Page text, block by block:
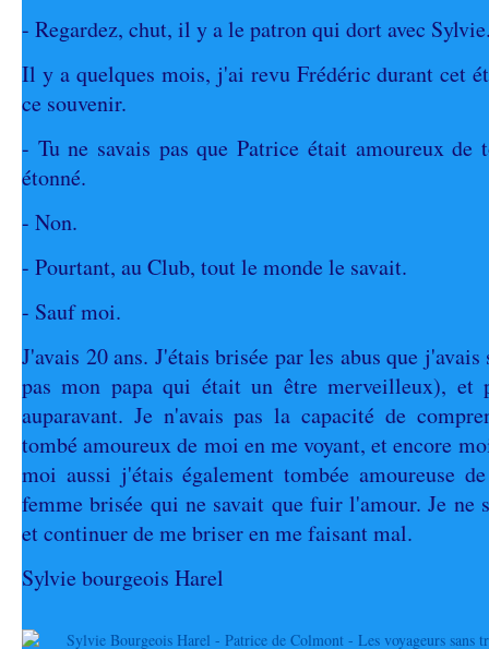
- Regardez, chut, il y a le patron qui dort avec
Il y a quelques mois, j'ai revu Frédéric durant cet
ce souvenir.
- Tu ne savais pas que Patrice était amoureux de
étonné.
- Non.
- Pourtant, au Club, tout le monde le savait.
- Sauf moi.
J'avais 20 ans. J'étais brisée par les abus que
pas mon papa qui était un être merveilleux), et
auparavant. Je n'avais pas la capacité de
tombé amoureux de moi en me voyant, et encore
moi aussi j'étais également tombée amoureuse
femme brisée qui ne savait que fuir l'amour. Je ne
et continuer de me briser en me faisant mal.
Sylvie bourgeois Harel